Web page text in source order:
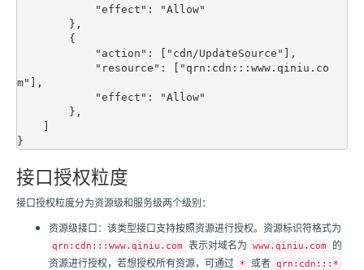
m"],
接口授权粒度
接口授权粒度分为资源级和服务级两个级别：
资源级接口：该类型接口支持按照资源进行授权。资源标识符格式为
qrn:cdn:::www.qiniu.com 表示对域名为 www.qiniu.com
的
资源进行授权，若想授权所有资源，可通过
* 或者 qrn:cdn:::*